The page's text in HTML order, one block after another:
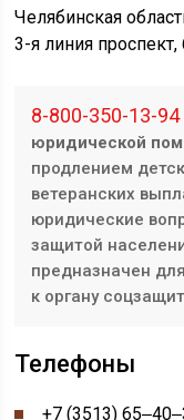
Челябинская
3-я линия проспект,
8-800-350-13-94
юридической
продлением
ветеранских
юридические
защитой
предназначен
к органу
Телефоны
+7 (3513)